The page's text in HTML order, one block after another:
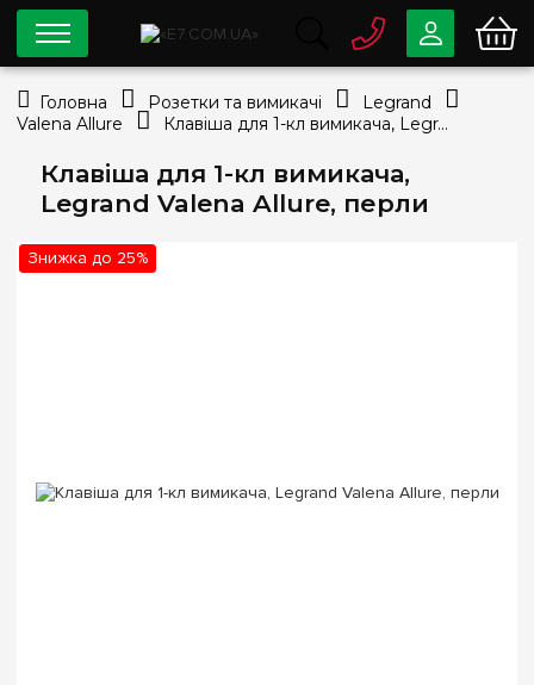
Клавіша для 1-кл вимикача,
Legrand Valena Allure, перли
Знижка до 25%
0 80033-63-07
Безкоштовно
info@e7.com.ua
044334-79-78
Viber Telegram
Головна Розетки та вимикачі
Legrand
Valena Allure
Клавіша для 1-кл вимикача, Legrand Valena Allure, перли